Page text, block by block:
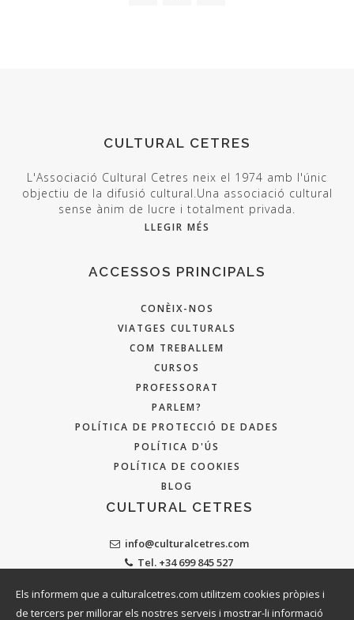
CULTURAL CETRES
L'Associació Cultural Cetres neix el 1974 amb l'únic
objectiu de la difusió cultural.Una associació cultural
sense ànim de lucre i totalment privada.
LLEGIR MÉS
ACCESSOS PRINCIPALS
CONÈIX-NOS
VIATGES CULTURALS
COM TREBALLEM
CURSOS
PROFESSORAT
PARLEM?
POLÍTICA DE PROTECCIÓ DE DADES
POLÍTICA D'ÚS
POLÍTICA DE COOKIES
BLOG
CULTURAL CETRES
info@culturalcetres.com
Tel. +34 699 845 527
Els informem que a culturalcetres.com utilitzem cookies pròpies i
de tercers per millorar els nostres serveis i mostrar-li informació